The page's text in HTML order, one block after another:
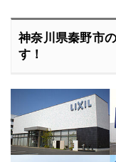
神奈川県秦野市
す！